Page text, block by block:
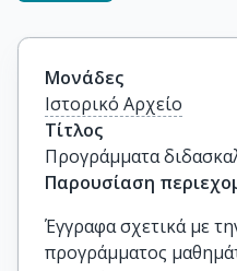
Μονάδες
Ιστορικό Αρχείο
Τίτλος
Προγράμματα
Παρουσίαση
Έγγραφα σχετικά με
προγράμματος